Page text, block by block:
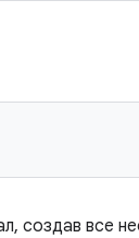
создав все